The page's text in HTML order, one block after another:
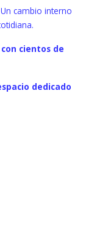
cambio interno
cientos de
dedicado